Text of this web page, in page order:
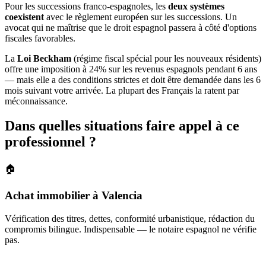
Pour les successions franco-espagnoles, les deux systèmes
coexistent avec le règlement européen sur les successions. Un
avocat qui ne maîtrise que le droit espagnol passera à côté d'options
fiscales favorables.
La Loi Beckham (régime fiscal spécial pour les nouveaux résidents)
offre une imposition à 24% sur les revenus espagnols pendant 6 ans
— mais elle a des conditions strictes et doit être demandée dans les 6
mois suivant votre arrivée. La plupart des Français la ratent par
méconnaissance.
Dans quelles situations faire appel à ce
professionnel ?
🏠
Achat immobilier à Valencia
Vérification des titres, dettes, conformité urbanistique, rédaction du
compromis bilingue. Indispensable — le notaire espagnol ne vérifie
pas.